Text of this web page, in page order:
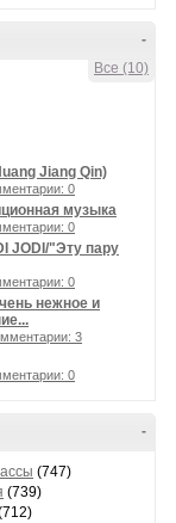
-
Все (10)
Jiang Qin)
0
музыка
0
JODI/"Эту пару
0
нежное и
3
0
-
(747)
(739)